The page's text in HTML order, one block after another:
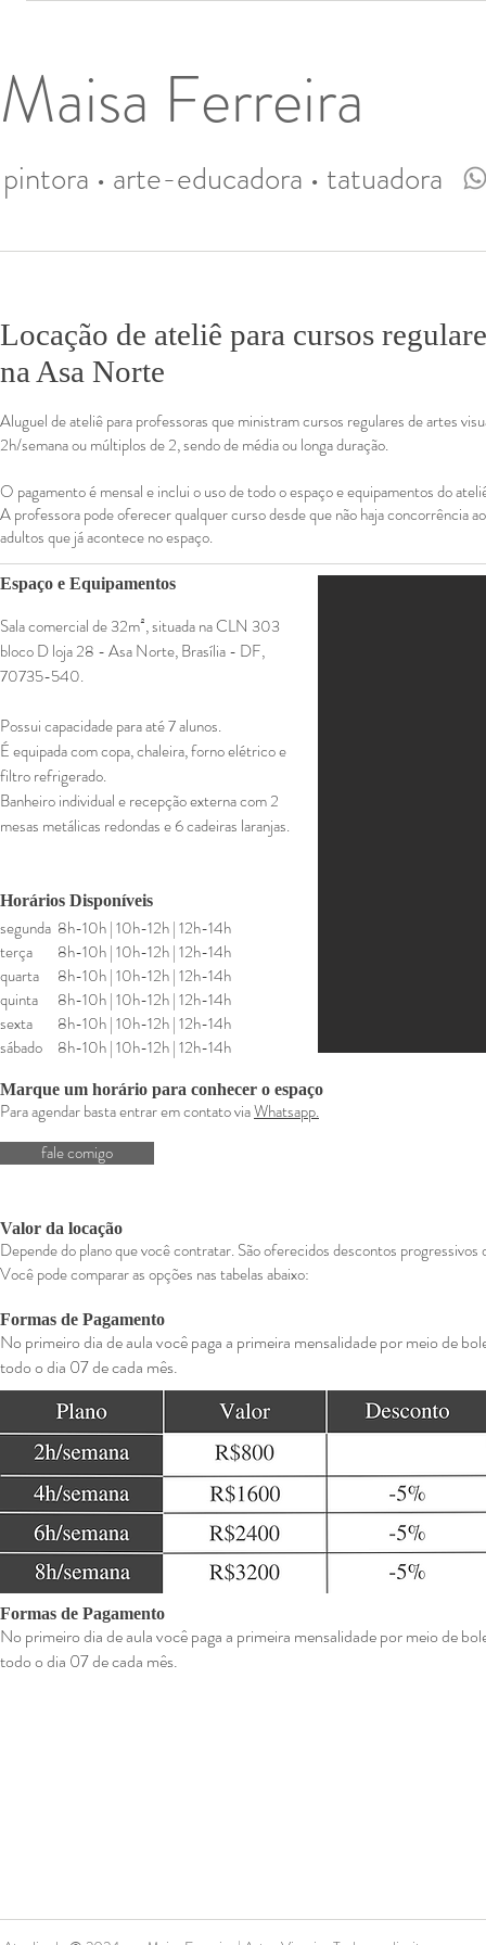
Maisa Ferreira
pintora • arte-educadora • tatuadora
Locação de ateliê para cursos
na Asa Norte
Aluguel de ateliê para professoras que ministram cursos regulares de artes
2h/semanaou múltiplos de 2, sendo de média ou longa duração.
O pagamento é mensal e inclui o uso de todo o espaço e equipamentos do
A professora pode oferecer qualquer curso desde que não haja concorrência
adultos que já acontece no espaço.
Espaço e Equipamentos
Sala comercial de 32m², situada na CLN 303
bloco D loja 28 - Asa Norte, Brasília - DF,
70735-540.
Possui capacidade para até 7 alunos.
É equipada com copa, chaleira, forno elétrico e
filtro refrigerado.
Banheiro individual e recepção externa com2
mesas metálicas redondas e 6 cadeiras laranjas.
Horários Disponíveis
segunda
terça
quarta
quinta
sexta
sábado
8h-10h | 10h-12h | 12h-14h
8h-10h |10h-12h |12h-14h
8h-10h |10h-12h |12h-14h
8h-10h |10h-12h |12h-14h
8h-10h |10h-12h |12h-14h
8h-10h |10h-12h |12h-14h
Marque um horário para conhecer o espaço
Para agendar basta entrar em contato viaWhatsapp.
Valor da locação
Depende do plano que você contratar. São oferecidos descontos progressivos
Você pode comparar as opções nas tabelas abaixo:
Formas de Pagamento
No primeiro dia de aula você paga a primeira mensalidade por meio de
todo o dia 07 de cada mês.
fale comigo
Formas de Pagamento
No primeiro dia de aula você paga a primeira mensalidade por meio de
todo o dia 07 de cada mês.